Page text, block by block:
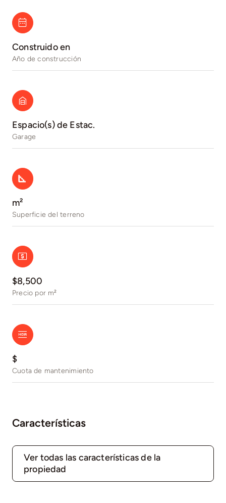
Construido en
Año de construcción
Espacio(s) de Estac.
Garage
m²
Superficie del terreno
$8,500
Precio por m²
$
Cuota de mantenimiento
Características
Ver todas las características de la
propiedad